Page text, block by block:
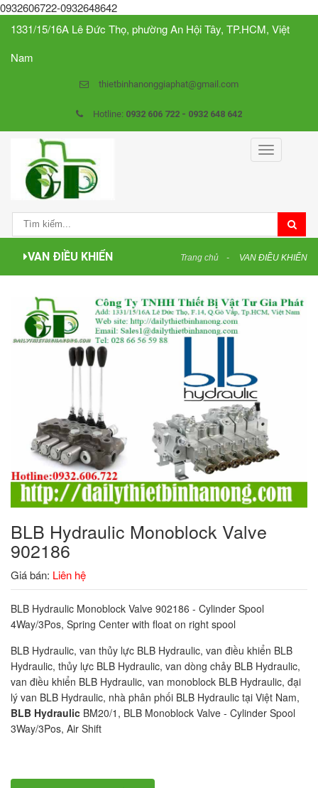
0932606722-0932648642
1331/15/16A Lê Đức Thọ, phường An Hội Tây, TP.HCM, Việt
Nam
thietbinhanonggiaphat@gmail.com
Hotline: 0932 606 722 - 0932 648 642
Toggle
navigation
VAN ĐIỀU KHIỂN Trang chủ VAN ĐIỀU KHIỂN
BLB Hydraulic Monoblock Valve
902186
Giá bán: Liên hệ
BLB Hydraulic Monoblock Valve 902186 - Cylinder Spool
4Way/3Pos, Spring Center with float on right spool
BLB Hydraulic, van thủy lực BLB Hydraulic, van điều khiển BLB
Hydraulic, thủy lực BLB Hydraulic, van dòng chảy BLB Hydraulic,
van điều khiển BLB Hydraulic, van monoblock BLB Hydraulic, đại
lý van BLB Hydraulic, nhà phân phối BLB Hydraulic tại Việt Nam,
BLB Hydraulic BM20/1, BLB Monoblock Valve - Cylinder Spool
3Way/3Pos, Air Shift